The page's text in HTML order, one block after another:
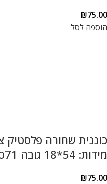
₪75.00
הוספה לסל
מידות: 54*18 גובה 71ס"מ
₪75.00